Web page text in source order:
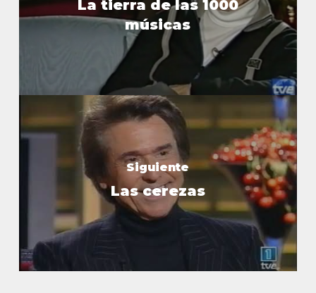
La tierra de las 1000
músicas
Siguiente
Las cerezas